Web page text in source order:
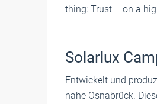
thing: Trust – on a
Solarlux
Entwickelt und
nahe Osnabrück.